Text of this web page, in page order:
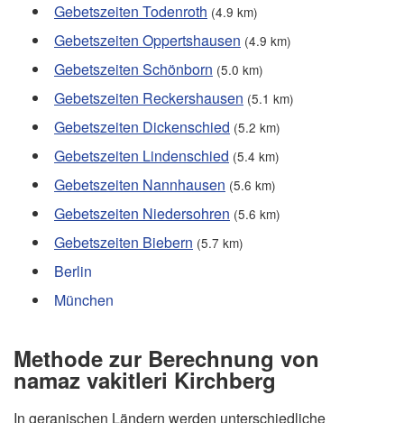
Gebetszeiten Todenroth (4.9 km)
Gebetszeiten Oppertshausen (4.9 km)
Gebetszeiten Schönborn (5.0 km)
Gebetszeiten Reckershausen (5.1 km)
Gebetszeiten Dickenschied (5.2 km)
Gebetszeiten Lindenschied (5.4 km)
Gebetszeiten Nannhausen (5.6 km)
Gebetszeiten Niedersohren (5.6 km)
Gebetszeiten Biebern (5.7 km)
Berlin
München
Methode zur Berechnung von
namaz vakitleri Kirchberg
In geranischen Ländern werden unterschiedliche